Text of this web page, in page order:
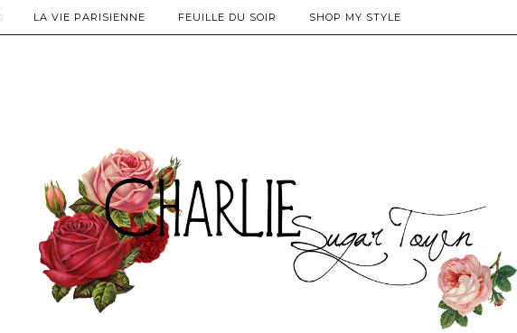
LA VIE PARISIENNE FEUILLE DU SOIR SHOP MY STYLE